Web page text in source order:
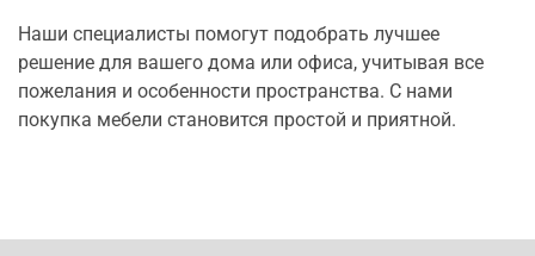
Наши специалисты помогут подобрать лучшее
решение для вашего дома или офиса, учитывая все
пожелания и особенности пространства. С нами
покупка мебели становится простой и приятной.